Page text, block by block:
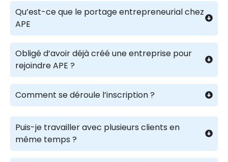
Qu’est-ce que le portage entrepreneurial chez
APE
Obligé d’avoir déjà créé une entreprise pour
rejoindre APE ?
Comment se déroule l’inscription ?
Puis-je travailler avec plusieurs clients en
même temps ?